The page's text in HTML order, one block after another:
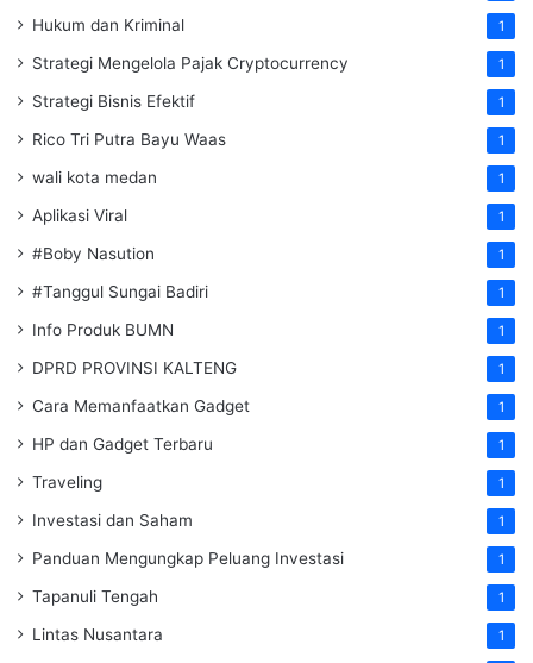
Hukum dan Kriminal 1
Strategi Mengelola Pajak Cryptocurrency 1
Strategi Bisnis Efektif 1
Rico Tri Putra Bayu Waas 1
wali kota medan 1
Aplikasi Viral 1
#Boby Nasution 1
#Tanggul Sungai Badiri 1
Info Produk BUMN 1
DPRD PROVINSI KALTENG 1
Cara Memanfaatkan Gadget 1
HP dan Gadget Terbaru 1
Traveling 1
Investasi dan Saham 1
Panduan Mengungkap Peluang Investasi 1
Tapanuli Tengah 1
Lintas Nusantara 1